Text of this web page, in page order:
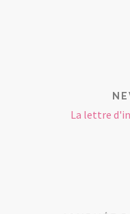
La lettre